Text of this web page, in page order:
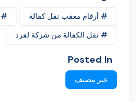
# أرقام معقب نقل كفالة
#
# نقل الكفالة من شركة لفرد
Posted In
غير مصنف